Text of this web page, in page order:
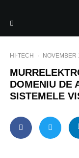
HI-TECH · NOVEMBER
DOMENIU DE
SISTEMELE